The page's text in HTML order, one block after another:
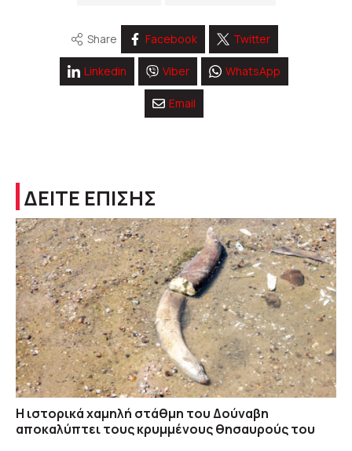
Share Facebook Twitter
Linkedin Viber WhatsApp
Email
ΔΕΙΤΕ ΕΠΙΣΗΣ
Η ιστορικά χαμηλή στάθμη του Δούναβη
αποκαλύπτει τους κρυμμένους θησαυρούς του